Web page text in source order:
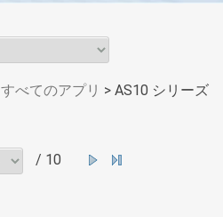
すべてのアプリ > AS10 シリーズ
/ 10